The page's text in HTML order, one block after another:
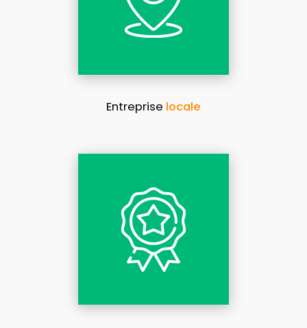
Entreprise locale